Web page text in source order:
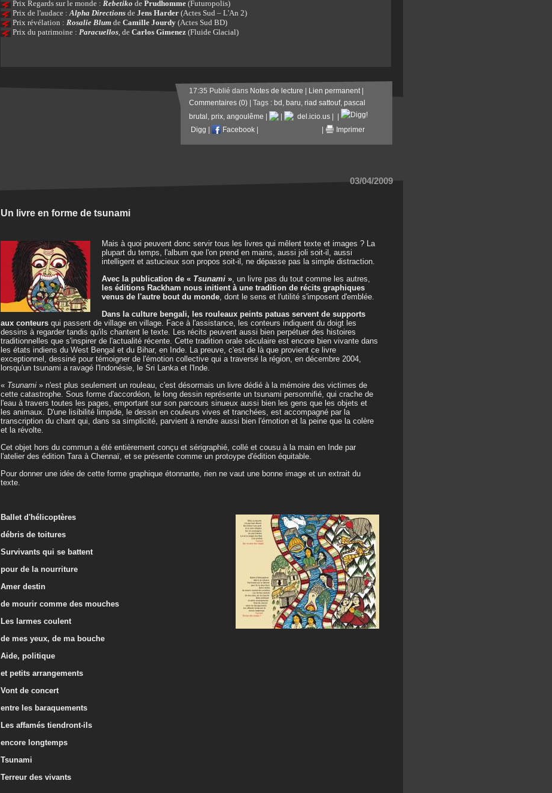
Prix Regards sur le monde : Rebetiko de Prudhomme (Futuropolis)
Prix de l'audace : Alpha Directions de Jens Harder (Actes Sud – L'An 2)
Prix révélation : Rosalie Blum de Camille Jourdy (Actes Sud BD)
Prix du patrimoine : Paracuellos , de Carlos Gimenez (Fluide Glacial)
17:35 Publié dans Notes de lecture | Lien permanent|
Commentaires (0) | Tags : bd, baru, riad sattouf, pascal
brutal, prix, angoulême | | del.icio.us | |
Digg | Facebook | | Imprimer
03/04/2009
Un livre en forme de tsunami
Mais à quoi peuvent donc servir tous les livres qui mêlent texte et images ? La
plupart du temps, l'album que l'on prend en mains, aussi joli soit-il, aussi
intelligent et astucieux son propos soit-il, ne dépasse pas la simple distraction.
Avec la publication de « Tsunami », un livre pas du tout comme les autres,
les éditions Rackham nous initient à une tradition de récits graphiques
venus de l'autre bout du monde, dont le sens et l'utilité s'imposent d'emblée.
Dans la culture bengali, les rouleaux peints patuas servent de supports
aux conteurs qui passent de village en village. Face à l'assistance, les conteurs indiquent du doigt les
dessins à regarder tandis qu'ils chantent le texte. Les récits peuvent aussi bien perpétuer des histoires
traditionnelles que s'inspirer de l'actualité récente. Cette tradition orale séculaire est encore bien vivante dans
les états indiens du West Bengal et du Bihar, en Inde. La preuve, c'est de là que provient ce livre
exceptionnel, dessiné pour témoigner de l'émotion collective qui a traversé la région, en décembre 2004,
lorsqu'un tsunami a ravagé l'Indonésie, le Sri Lanka et l'Inde.
« Tsunami » n'est plus seulement un rouleau, c'est désormais un livre dédié à la mémoire des victimes de
cette catastrophe. Sous forme d'accordéon, le long dessin représente un tsunami personnifié, qui crache de
l'eau à travers toutes les pages, emportant sur son parcours sinueux aussi bien les gens que les objets et
les animaux. D'une lisibilité limpide, le dessin en couleurs vives et tranchées, est accompagné par la
transcription du chant qui, dans sa simplicité, parvient à rendre aussi bien l'émotion et la peine que la colère
et la révolte.
Cet objet hors du commun a été entièrement conçu et sérigraphié, collé et cousu à la main en Inde par
l'atelier des édition Tara à Chennaï, et se présente comme un protoype d'édition équitable.
Pour donner une idée de cette forme graphique étonnante, rien ne vaut une bonne image et un extrait du
texte.
Ballet d'hélicoptères
débris de toitures
Survivants qui se battent
pour de la nourriture
Amer destin
de mourir comme des mouches
Les larmes coulent
de mes yeux, de ma bouche
Aide, politique
et petits arrangements
Vont de concert
entre les baraquements
Les affamés tiendront-ils
encore longtemps
Tsunami
Terreur des vivants